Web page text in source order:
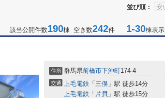
並び順：
該当公開件数190棟 空き数242件 1-30棟表示
住所 群馬県前橋市下沖町174‐4
交通 上毛電鉄 「 三俣 」駅 徒歩14分
上毛電鉄 「 片貝 」駅 徒歩15分